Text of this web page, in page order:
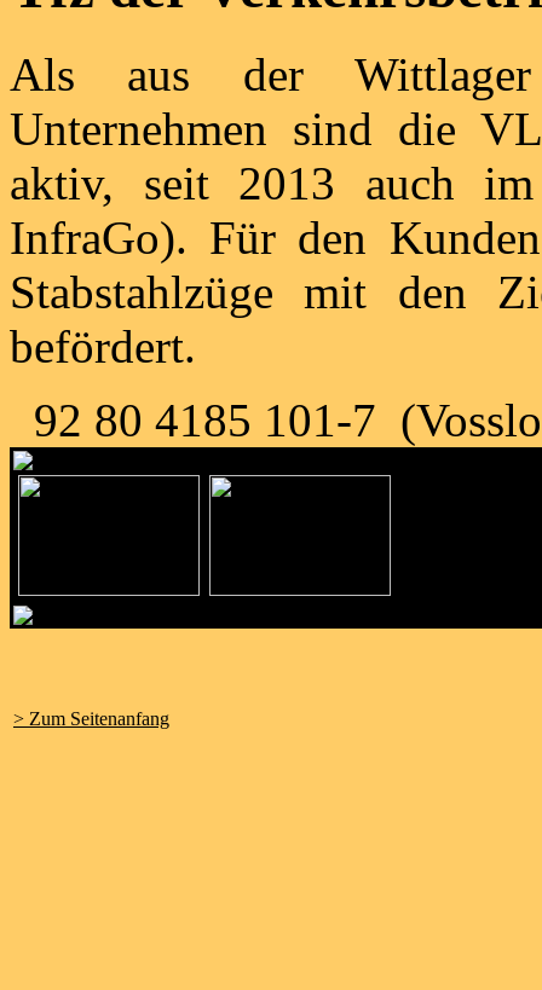
Als aus der Wittlager
Unternehmen sind die
aktiv, seit 2013 auch
InfraGo). Für den
Stabstahlzüge mit den
befördert.
92 80 4185 101-7
> Zum Seitenanfang